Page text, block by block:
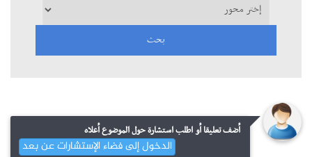
أضف تعليقا أو اطلب استشارة حول الموضوع أعلاه
الدخول إلى فضاء الإستشارات عن بعد